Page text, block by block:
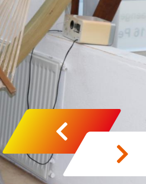
zurück
vor